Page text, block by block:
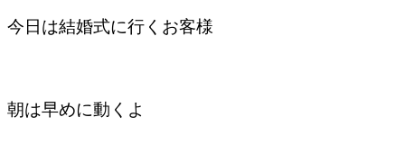
今日は結婚式に行くお客様
朝は早めに動くよ